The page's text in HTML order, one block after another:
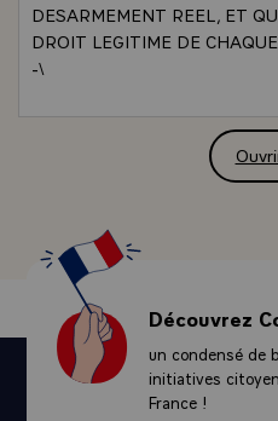
DESARMEMENT REEL, ET
DROIT LEGITIME DE
-\
Découvrez
un condensé de
initiatives
France !